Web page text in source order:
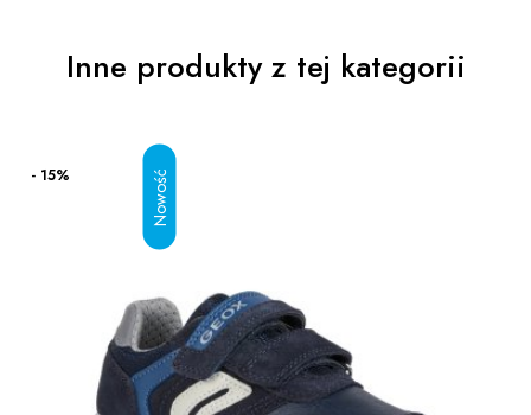
Inne produkty z tej kategorii
- 15%